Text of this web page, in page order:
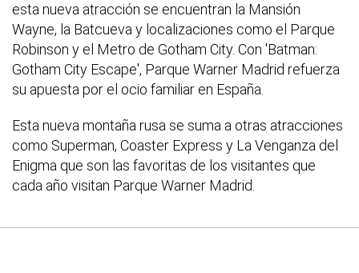
esta nueva atracción se encuentran la Mansión
Wayne, la Batcueva y localizaciones como el Parque
Robinson y el Metro de Gotham City. Con 'Batman:
Gotham City Escape', Parque Warner Madrid refuerza
su apuesta por el ocio familiar en España.
Esta nueva montaña rusa se suma a otras atracciones
como Superman, Coaster Express y La Venganza del
Enigma que son las favoritas de los visitantes que
cada año visitan Parque Warner Madrid.